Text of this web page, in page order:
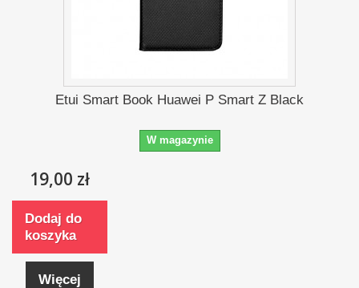
Etui Smart Book Huawei P Smart Z Black
W magazynie
19,00 zł
Dodaj do
koszyka
Więcej